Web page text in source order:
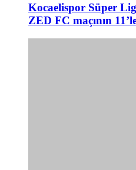
Kocaelispor Süper
ZED FC maçının